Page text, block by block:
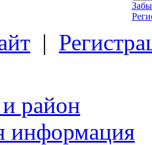
|
район
информация